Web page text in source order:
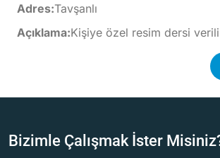
Adres:Tavşanlı
Açıklama:Kişiye özel resim dersi
Bizimle Çalışmak İster